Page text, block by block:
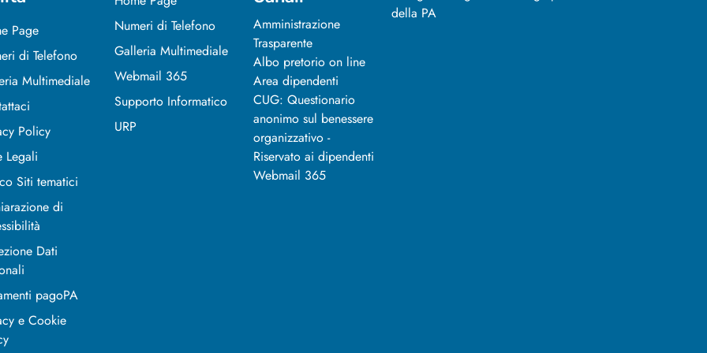
Page
di Telefono
Multimediale
Policy
Legali
Siti tematici
di
Dati
pagoPA
e Cookie
Numeri di Telefono
Galleria Multimediale
Webmail 365
Supporto Informatico
URP
Amministrazione
Trasparente
Albo pretorio on line
Area dipendenti
CUG: Questionario
anonimo sul benessere
organizzativo -
Riservato ai dipendenti
Webmail 365